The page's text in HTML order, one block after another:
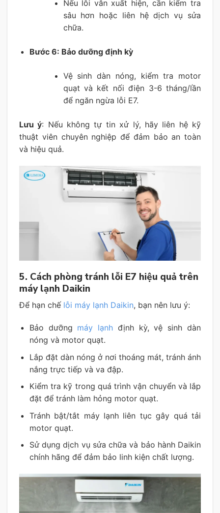
Nếu lỗi vẫn xuất hiện, cần kiểm tra
sâu hơn hoặc liên hệ dịch vụ sửa
chữa.
Bước 6: Bảo dưỡng định kỳ
Vệ sinh dàn nóng, kiểm tra motor
quạt và kết nối điện 3-6 tháng/lần
để ngăn ngừa lỗi E7.
Lưu ý: Nếu không tự tin xử lý, hãy liên hệ kỹ
thuật viên chuyên nghiệp để đảm bảo an toàn
và hiệu quả.
5. Cách phòng tránh lỗi E7 hiệu quả trên
máy lạnh Daikin
Để hạn chế lỗi máy lạnh Daikin, bạn nên lưu ý:
Bảo dưỡng máy lạnh định kỳ, vệ sinh dàn
nóng và motor quạt.
Lắp đặt dàn nóng ở nơi thoáng mát, tránh ánh
nắng trực tiếp và va đập.
Kiểm tra kỹ trong quá trình vận chuyển và lắp
đặt để tránh làm hỏng motor quạt.
Tránh bật/tắt máy lạnh liên tục gây quá tải
motor quạt.
Sử dụng dịch vụ sửa chữa và bảo hành Daikin
chính hãng để đảm bảo linh kiện chất lượng.